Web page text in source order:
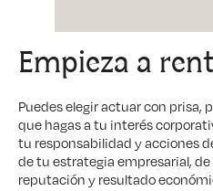
Empieza a
Puedes elegir actuar con prisa,
que hagas a tu interés
tu responsabilidad y acciones
de tu estrategia empresarial,
reputación y resultado